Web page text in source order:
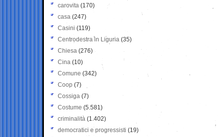
carovita (170)
casa (247)
Casini (119)
Centrodestra in Liguria (35)
Chiesa (276)
Cina (10)
Comune (342)
Coop (7)
Cossiga (7)
Costume (5.581)
criminalità (1.402)
democratici e progressisti (19)